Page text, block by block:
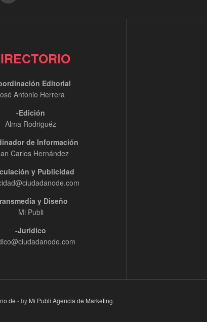
Editorial
Antonio Herrera
-Edición
Alma Rodriguéz
de Información
Carlos Hernández
y Publicidad
y Diseño
Mi Publi
-Jurídico
de - by Mi Publi Agencia de Marketing.